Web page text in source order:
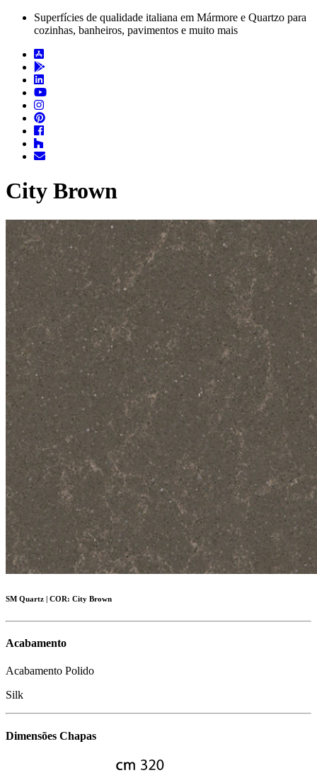
Superfícies de qualidade italiana em Mármore e Quartzo para
cozinhas, banheiros, pavimentos e muito mais
City Brown
SM Quartz | COR: City Brown
Acabamento
Acabamento Polido
Silk
Dimensões Chapas